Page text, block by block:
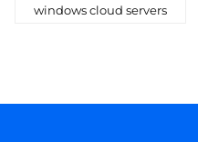
windows cloud servers